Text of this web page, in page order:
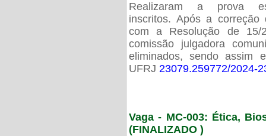
Realizaram a prova
inscritos. Após a
com a Resolução de 15/
comissão julgadora
eliminados, sendo assim
UFRJ 23079.259772/2024-
Vaga - MC-003: Ética,
(FINALIZADO )